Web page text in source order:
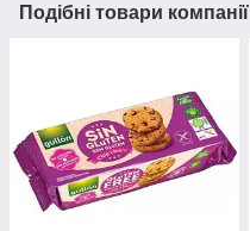
Подібні товари компанії